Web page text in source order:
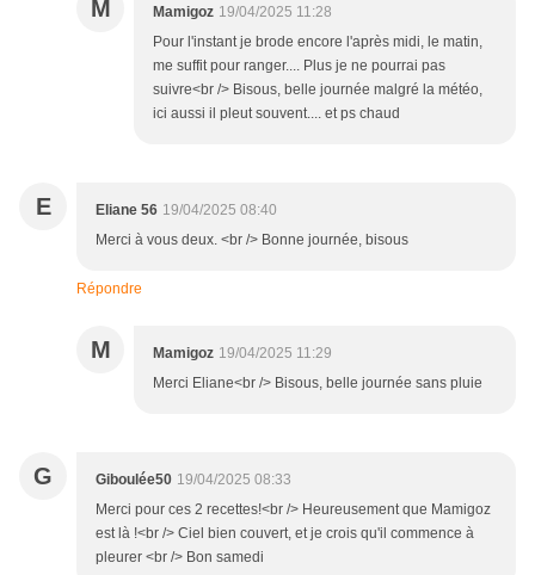
M Mamigoz 19/04/2025 11:28
Pour l'instant je brode encore l'après midi, le matin,
me suffit pour ranger.... Plus je ne pourrai pas
suivre<br /> Bisous, belle journée malgré la météo,
ici aussi il pleut souvent.... et ps chaud
E Eliane 56 19/04/2025 08:40
Merci à vous deux. <br /> Bonne journée, bisous
Répondre
M Mamigoz 19/04/2025 11:29
Merci Eliane<br /> Bisous, belle journée sans pluie
G Giboulée50 19/04/2025 08:33
Merci pour ces 2 recettes!<br /> Heureusement que Mamigoz
est là !<br /> Ciel bien couvert, et je crois qu'il commence à
pleurer <br /> Bon samedi